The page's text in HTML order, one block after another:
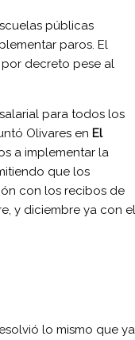
públicas
paros. El
decreto pese al
para todos los
Olivares en El
a implementar la
que los
con los recibos de
y diciembre ya con el
lo mismo que ya